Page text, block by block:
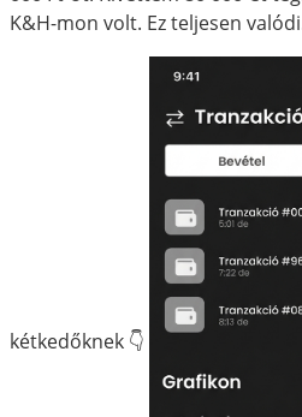
K&H-mon volt. Ez teljesen
kétkedőknek 👇